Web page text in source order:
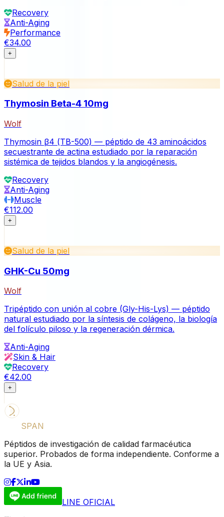
Recovery
Anti-Aging
Performance
€34.00
+
Salud de la piel
Thymosin Beta-4 10mg
Wolf
Thymosin β4 (TB-500) — péptido de 43 aminoácidos
secuestrante de actina estudiado por la reparación
sistémica de tejidos blandos y la angiogénesis.
Recovery
Anti-Aging
Muscle
€112.00
+
Salud de la piel
GHK-Cu 50mg
Wolf
Tripéptido con unión al cobre (Gly-His-Lys) — péptido
natural estudiado por la síntesis de colágeno, la biología
del folículo piloso y la regeneración dérmica.
Anti-Aging
Skin & Hair
Recovery
€42.00
+
SPAN
Péptidos de investigación de calidad farmacéutica
superior. Probados de forma independiente. Conforme a
la UE y Asia.
LINE OFICIAL